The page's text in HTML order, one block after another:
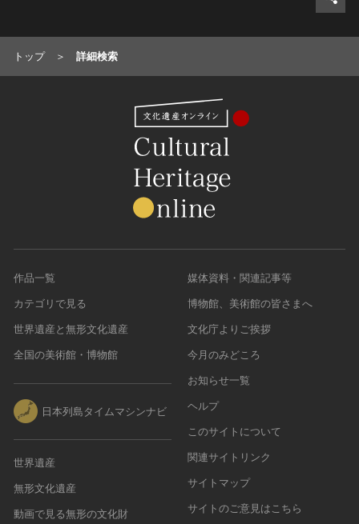
トップ 詳細検索
作品一覧
カテゴリで見る
世界遺産と無形文化遺産
全国の美術館・博物館
日本列島タイムマシンナビ
世界遺産
無形文化遺産
動画で見る無形の文化財
媒体資料・関連記事等
博物館、美術館の皆さまへ
文化庁よりご挨拶
今月のみどころ
お知らせ一覧
ヘルプ
このサイトについて
関連サイトリンク
サイトマップ
サイトのご意見はこちら